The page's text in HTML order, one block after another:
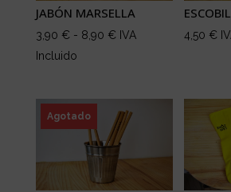
JABÓN MARSELLA
3,90 € - 8,90 €Rango
desde
3,90 €
hasta
8,90 €
IVA
Incluido
4,50 €
Agotado